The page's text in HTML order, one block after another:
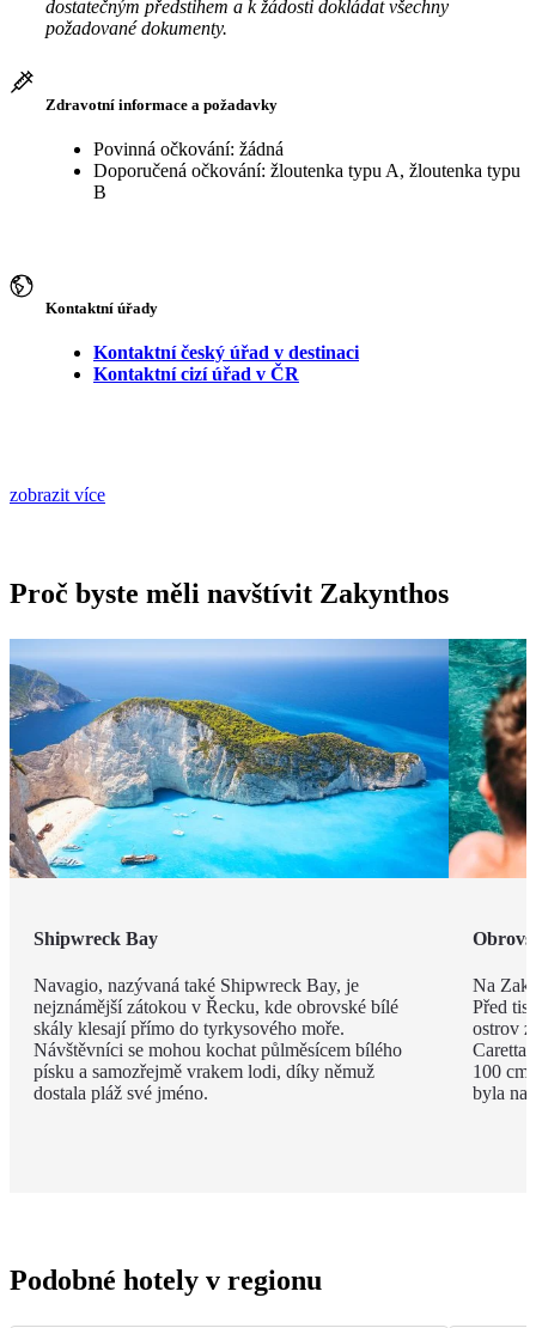
dostatečným předstihem a k žádosti dokládat všechny
požadované dokumenty.
Zdravotní informace a požadavky
Povinná očkování: žádná
Doporučená očkování: žloutenka typu A, žloutenka typu
B
Kontaktní úřady
Kontaktní český úřad v destinaci
Kontaktní cizí úřad v ČR
zobrazit více
Proč byste měli navštívit Zakynthos
Shipwreck Bay
Navagio, nazývaná také Shipwreck Bay, je
nejznámější zátokou v Řecku, kde obrovské bílé
skály klesají přímo do tyrkysového moře.
Návštěvníci se mohou kochat půlměsícem bílého
písku a samozřejmě vrakem lodi, díky němuž
dostala pláž své jméno.
Na
Před
ostrov
Caretta
100 cm
byla na
Podobné hotely v regionu